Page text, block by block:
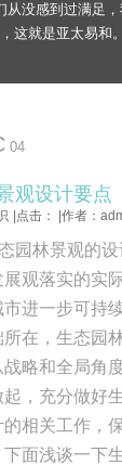
从没感到过满足
这就是亚太易和。
04
观设计要点
|点击： |作者：
园林景观的设
观落实的实
进一步可持
在，生态园
略和全局角
，充分做好
相关工作，
面浅谈一下